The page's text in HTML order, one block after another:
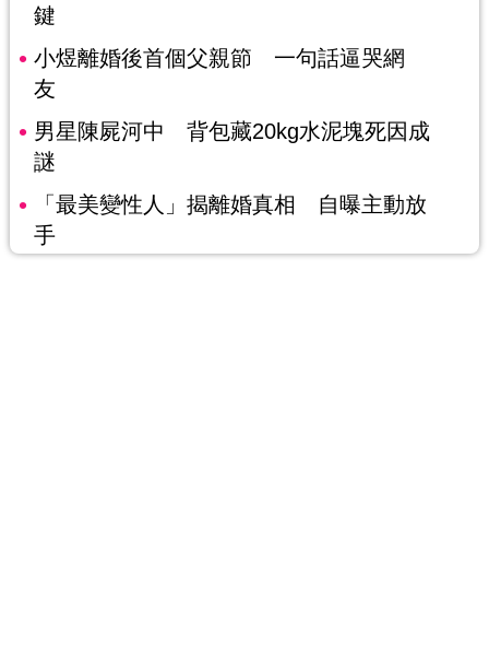
鍵
小煜離婚後首個父親節 一句話逼哭網
友
男星陳屍河中 背包藏20kg水泥塊死因成
謎
「最美變性人」揭離婚真相 自曝主動放
手